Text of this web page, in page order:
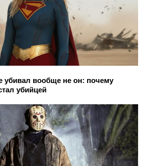
вообще не он: почему
убийцей